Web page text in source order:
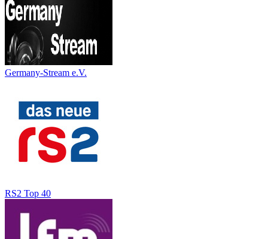
Germany-Stream e.V.
RS2 Top 40